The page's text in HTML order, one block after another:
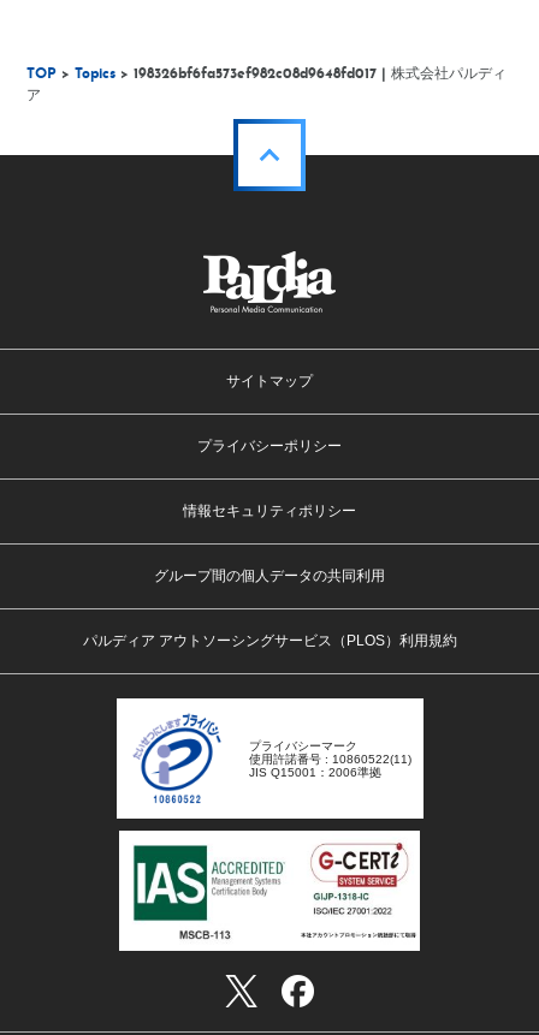
TOP >Topics > 198326bf6fa573ef982c08d9648fd017 | 株式会社パルディ
ア
サイトマップ
プライバシーポリシー
情報セキュリティポリシー
グループ間の個人データの共同利用
パルディア アウトソーシングサービス（PLOS）利用規約
プライバシーマーク
使用許諾番号 : 10860522(11)
JIS Q15001：2006準拠